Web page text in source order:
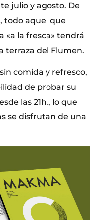
julio y agosto. De
todo aquel que
«a la fresca» tendrá
terraza del Flumen.
comida y refresco,
de probar su
las 21h., lo que
se disfrutan de una